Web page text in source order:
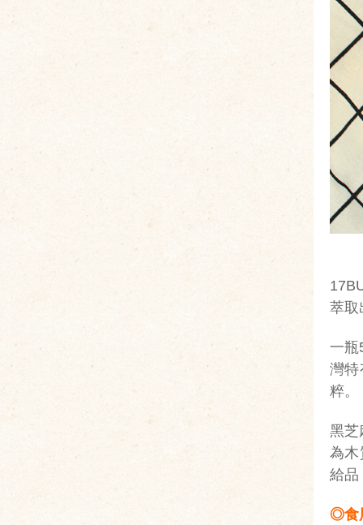
萃取
一
灣特
粹。
黑芝
為木
給品
◎食